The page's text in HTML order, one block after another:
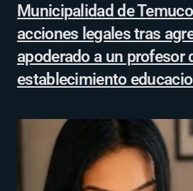
Municipalidad de
acciones legales tras
apoderado a un profesor
establecimiento